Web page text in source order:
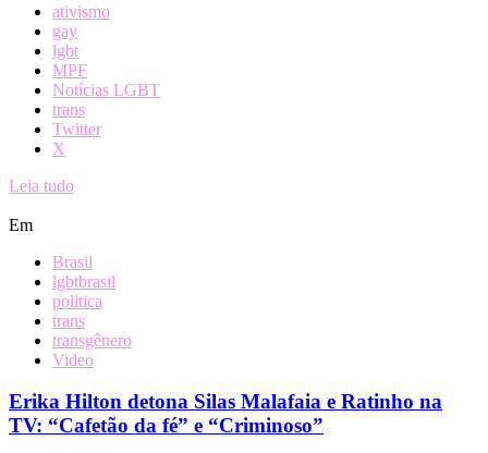
ativismo
gay
lgbt
MPF
Notícias LGBT
trans
Twitter
X
Leia tudo
Em
Brasil
lgbtbrasil
politica
trans
transgênero
Video
Erika Hilton detona Silas Malafaia e Ratinho na
TV: “Cafetão da fé” e “Criminoso”